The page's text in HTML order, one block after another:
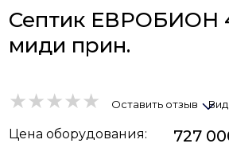
Септик ЕВРОБИОН
миди прин.
Оставить отзыв
Ценаоборудования: 727